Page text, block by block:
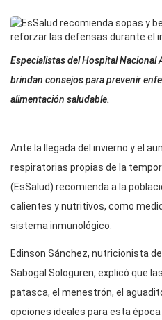
Especialistas del Hospital Nacional
brindan consejos para prevenir
alimentación saludable.
Ante la llegada del invierno y el
respiratorias propias de la
(EsSalud) recomienda a la
calientes y nutritivos, como
sistema inmunológico.
Edinson Sánchez, nutricionista
Sabogal Sologuren, explicó que
patasca, el menestrón, el
opciones ideales para esta